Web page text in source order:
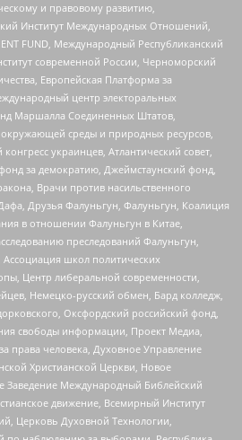
и правовому развитию,
Институт Международных Отношений,
FUND, Международный Республиканский
современной России, Черноморский
Европейская Платформа за
центр электоральных
Маршалла Соединенных Штатов,
среды и природных ресурсов,
украинцев, Атлантический совет,
за демократию, Джеймстаунский фонд,
Врачи против насильственного
Друзья Фалуньгун, Фалуньгун, Коалиция
в отношении Фалуньгун в Китае,
преследований Фалуньгун,
школ политических
Центр либеральной современности,
Немецко-русский обмен, Бард колледж,
Оксфордский российский фонд,
свободы информации, Проект Медиа,
права человека, Духовное Управление
Христианской Церкви, Новое
Заведение Международный Библейский
движение, Всемирный Институт
Церковь Духовной Технологии,